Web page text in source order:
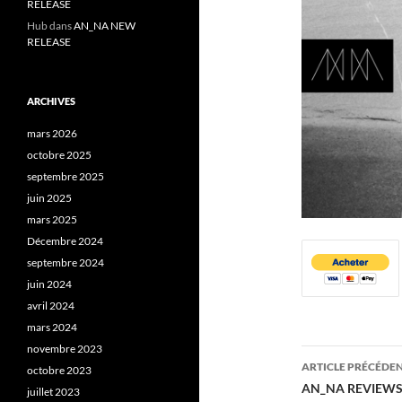
de
ARTICLE
AN_NA REVIEWS
RELEASE
HubdansAN_NA NEW
RELEASE
ARCHIVES
mars 2026
octobre 2025
septembre 2025
juin 2025
mars 2025
Décembre 2024
septembre 2024
juin 2024
avril 2024
mars 2024
novembre 2023
octobre 2023
juillet 2023